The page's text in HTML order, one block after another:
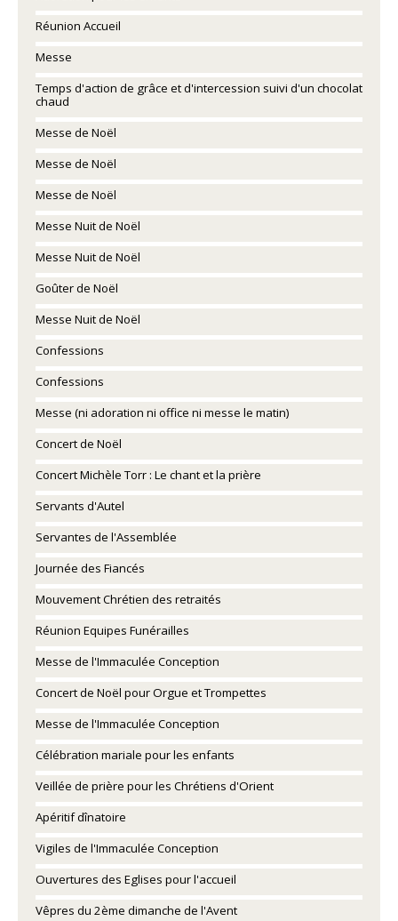
Réunion Accueil
Messe
Temps d'action de grâce et d'intercession suivi d'un chocolat
chaud
Messe de Noël
Messe de Noël
Messe de Noël
Messe Nuit de Noël
Messe Nuit de Noël
Goûter de Noël
Messe Nuit de Noël
Confessions
Confessions
Messe (ni adoration ni office ni messe le matin)
Concert de Noël
Concert Michèle Torr : Le chant et la prière
Servants d'Autel
Servantes de l'Assemblée
Journée des Fiancés
Mouvement Chrétien des retraités
Réunion Equipes Funérailles
Messe de l'Immaculée Conception
Concert de Noël pour Orgue et Trompettes
Messe de l'Immaculée Conception
Célébration mariale pour les enfants
Veillée de prière pour les Chrétiens d'Orient
Apéritif dînatoire
Vigiles de l'Immaculée Conception
Ouvertures des Eglises pour l'accueil
Vêpres du 2ème dimanche de l'Avent